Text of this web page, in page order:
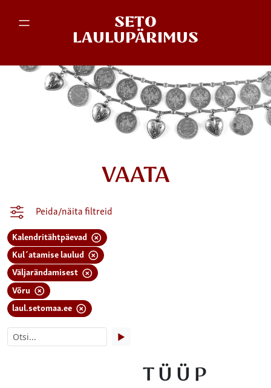
SETO
LAULUPÄRIMUS
VAATA
Peida/näita filtreid
Kalendritähtpäevad
Kul´atamise laulud
Väljarändamisest
Võru
laul.setomaa.ee
▶
TÜÜP